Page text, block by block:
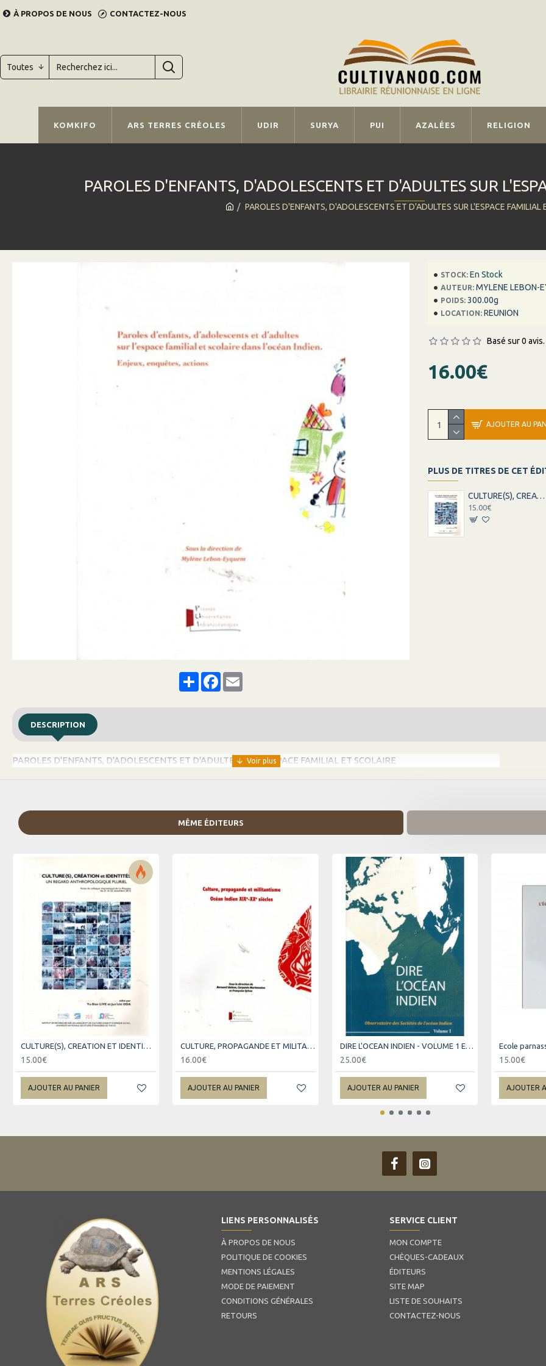
À PROPOS DE NOUS CONTACTEZ-NOUS
Toutes
KOMKIFO ARS TERRES CRÉOLES UDIR SURYA PUI AZALÉES RELIGION
PAROLES D'ENFANTS, D'ADOLESCENTS ET D'ADULTES SUR L'ESPACE FAMILIAL
PAROLES D'ENFANTS, D'ADOLESCENTS ET D'ADULTES SUR
ShareFacebook
Email
STOCK: En Stock
AUTEUR: MYLENE LEBON-
POIDS: 300.00g
LOCATION: REUNION
Basé sur 0 avis.
16.00€
AJOUTER AU
PLUS DE TITRES DE CET
CULTURE(S), CREATION ET IDENTITES
15.00€
DESCRIPTION
PAROLES D'ENFANTS, D'ADOLESCENTS ET D'ADULTES SUR L'ESPACE FAMILIAL ET SCOLAIRE
MÊME ÉDITEURS
CULTURE(S), CREATION ET IDENTITES
15.00€
AJOUTER AU PANIER
CULTURE, PROPAGANDE ET MILITANTISME
16.00€
AJOUTER AU PANIER
DIRE L'OCEAN INDIEN - VOLUME 1 ET 2
25.00€
AJOUTER AU PANIER
Ecole
15.00€
AJOUTER
LIENS PERSONNALISÉS
À PROPOS DE NOUS
POLITIQUE DE COOKIES
MENTIONS LÉGALES
MODE DE PAIEMENT
CONDITIONS GÉNÉRALES
RETOURS
SERVICE CLIENT
MON COMPTE
CHÈQUES-CADEAUX
ÉDITEURS
SITE MAP
LISTE DE SOUHAITS
CONTACTEZ-NOUS